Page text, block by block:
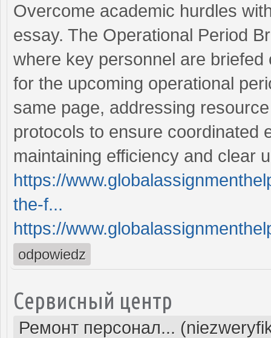
Overcome academic hurdles
essay. The Operational Period
where key personnel are
for the upcoming operational
same page, addressing
protocols to ensure coordinated
maintaining efficiency and clear
https://
the-f...
https://
odpowiedz
Сервисный центр
Ремонт персонал...